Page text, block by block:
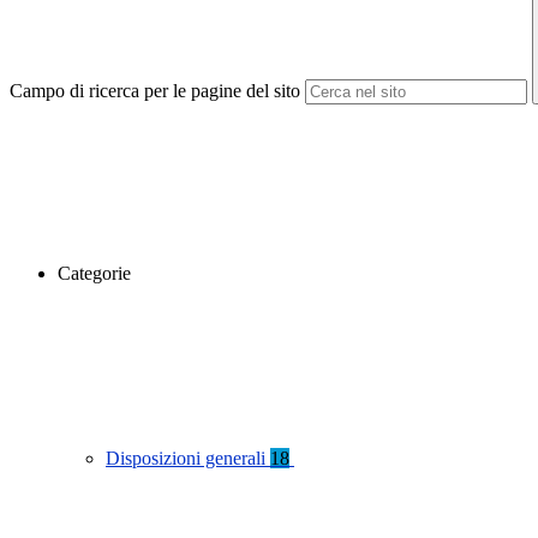
Campo di ricerca per le pagine del sito
Categorie
Disposizioni generali 18